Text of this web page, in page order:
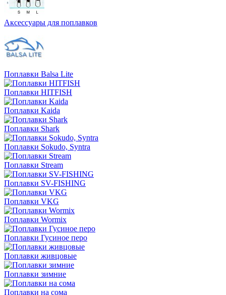
Аксессуары для поплавков
Поплавки Balsa Lite
Поплавки HITFISH
Поплавки Kaida
Поплавки Shark
Поплавки Sokudo, Syntra
Поплавки Stream
Поплавки SV-FISHING
Поплавки VKG
Поплавки Wormix
Поплавки Гусиное перо
Поплавки живцовые
Поплавки зимние
Поплавки на сома